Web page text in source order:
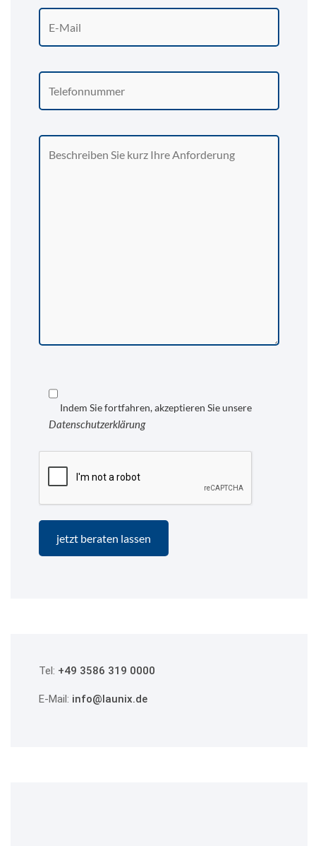
Indem Sie fortfahren, akzeptieren Sie unsere
Datenschutzerklärung
Tel: +49 3586 319 0000
E-Mail: info@launix.de